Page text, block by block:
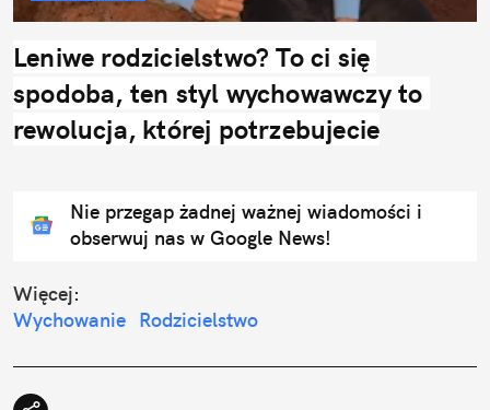
Leniwe rodzicielstwo? To ci się
spodoba, ten styl wychowawczy to
rewolucja, której potrzebujecie
Nie przegap żadnej ważnej wiadomości i
obserwuj nas w Google News!
Więcej:
Wychowanie Rodzicielstwo